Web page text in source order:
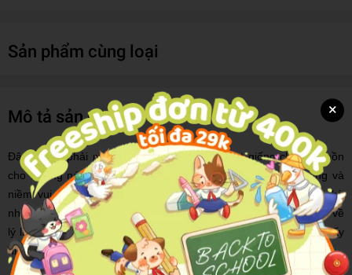
Sản phẩm cùng loại
Mô tả sản phẩm
Đây không phải một cuốn sách theo dạng hạt giống cho tâm hồn
cho nhưng nó lại khiến bạn thu hoạch được vô số thành công và
niềm vui sống: Ở đây không có những đạo lý sâu xa huyền bí,
những ngôn từ thâm thúy khó hiểu nhưng lại khiến bạn hiểu hơn về
lý luận Tâm lý học Bản ngã (cái tôi) kinh điển giúp bạn có thể thấy
hiểu cuộc sống bắt đầu từ việc thấu hiểu bản thân.
×